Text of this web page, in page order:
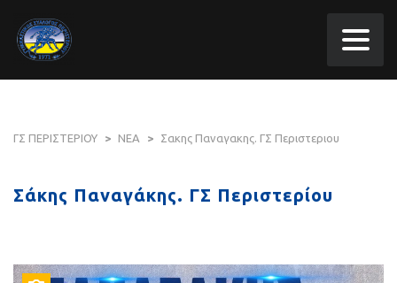
ΓΣ ΠΕΡΙΣΤΕΡΙΟΥ > ΝΕΑ > Σακης Παναγακης. ΓΣ Περιστεριου
Σάκης Παναγάκης. ΓΣ Περιστερίου